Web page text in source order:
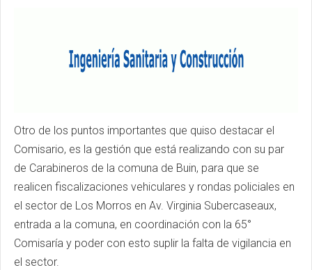
Otro de los puntos importantes que quiso destacar el
Comisario, es la gestión que está realizando con su par
de Carabineros de la comuna de Buin, para que se
realicen fiscalizaciones vehiculares y rondas policiales en
el sector de Los Morros en Av. Virginia Subercaseaux,
entrada a la comuna, en coordinación con la 65°
Comisaría y poder con esto suplir la falta de vigilancia en
el sector.